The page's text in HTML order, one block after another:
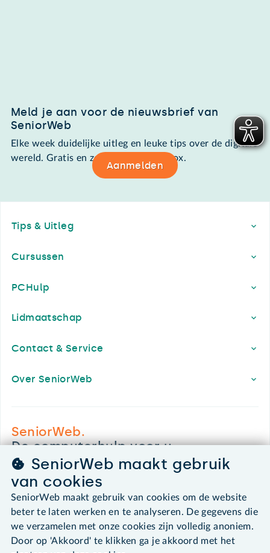
Meld je aan voor de nieuwsbrief van
SeniorWeb
Elke week duidelijke uitleg en leuke tips over de digitale
wereld. Gratis en zomaar in de mailbox.
Aanmelden
Tips & Uitleg
Cursussen
PCHulp
Lidmaatschap
Contact & Service
Over SeniorWeb
SeniorWeb.
De computerhulp voor u.
030 - 276 99 65
leden@seniorweb.nl
©2026 SeniorWeb
SeniorWeb maakt gebruik
van cookies
SeniorWeb maakt gebruik van cookies om de website
beter te laten werken en te analyseren. De gegevens die
we verzamelen met onze cookies zijn volledig anoniem.
Door op 'Akkoord' te klikken ga je akkoord met het